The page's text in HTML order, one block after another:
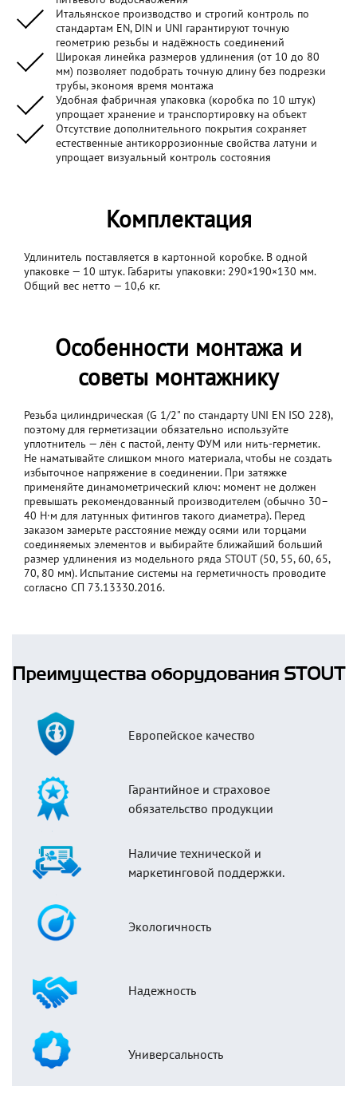
Итальянское производство и строгий контроль по
стандартам EN, DIN и UNI гарантируют точную
геометрию резьбы и надёжность соединений
Широкая линейка размеров удлинения (от 10 до 80
мм) позволяет подобрать точную длину без подрезки
трубы, экономя время монтажа
Удобная фабричная упаковка (коробка по 10 штук)
упрощает хранение и транспортировку на объект
Отсутствие дополнительного покрытия сохраняет
естественные антикоррозионные свойства латуни и
упрощает визуальный контроль состояния
Комплектация
Удлинитель поставляется в картонной коробке. В одной
упаковке — 10 штук. Габариты упаковки: 290×190×130 мм.
Общий вес нетто — 10,6 кг.
Особенности монтажа и
советы монтажнику
Резьба цилиндрическая (G 1/2" по стандарту UNI EN ISO 228),
поэтому для герметизации обязательно используйте
уплотнитель — лён с пастой, ленту ФУМ или нить-герметик.
Не наматывайте слишком много материала, чтобы не создать
избыточное напряжение в соединении. При затяжке
применяйте динамометрический ключ: момент не должен
превышать рекомендованный производителем (обычно 30–
40 Н·м для латунных фитингов такого диаметра). Перед
заказом замерьте расстояние между осями или торцами
соединяемых элементов и выбирайте ближайший больший
размер удлинения из модельного ряда STOUT (50, 55, 60, 65,
70, 80 мм). Испытание системы на герметичность проводите
согласно СП 73.13330.2016.
Преимущества оборудования STOUT
Европейское качество
Гарантийное и страховое
обязательство продукции
Наличие технической и
маркетинговой поддержки.
Экологичность
Надежность
Универсальность